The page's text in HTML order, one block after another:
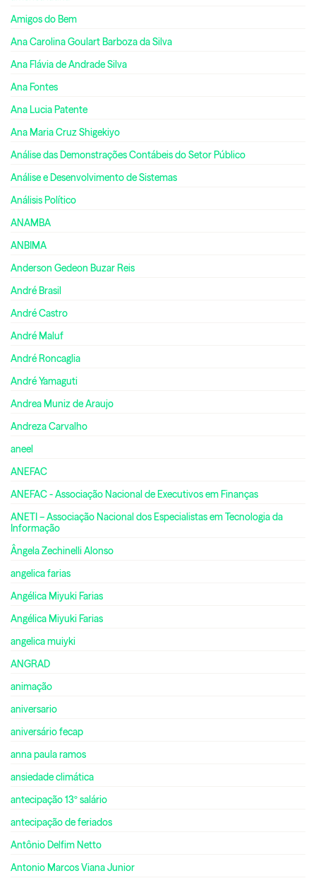
Amigos do Bem
Ana Carolina Goulart Barboza da Silva
Ana Flávia de Andrade Silva
Ana Fontes
Ana Lucia Patente
Ana Maria Cruz Shigekiyo
Análise das Demonstrações Contábeis do Setor Público
Análise e Desenvolvimento de Sistemas
Análisis Político
ANAMBA
ANBIMA
Anderson Gedeon Buzar Reis
André Brasil
André Castro
André Maluf
André Roncaglia
André Yamaguti
Andrea Muniz de Araujo
Andreza Carvalho
aneel
ANEFAC
ANEFAC - Associação Nacional de Executivos em Finanças
ANETI – Associação Nacional dos Especialistas em Tecnologia da
Informação
Ângela Zechinelli Alonso
angelica farias
Angélica Miyuki Farias
Angélica Miyuki Farias
angelica muiyki
ANGRAD
animação
aniversario
aniversário fecap
anna paula ramos
ansiedade climática
antecipação 13º salário
antecipação de feriados
Antônio Delfim Netto
Antonio Marcos Viana Junior